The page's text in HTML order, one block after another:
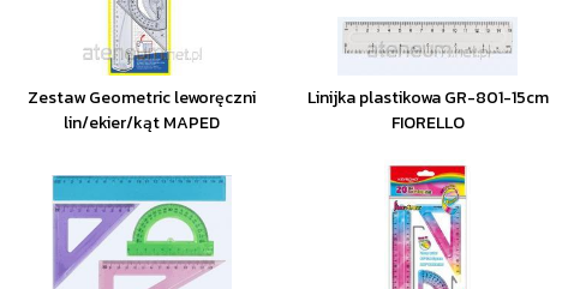
Zestaw Geometric leworęczni
lin/ekier/kąt MAPED
Linijka plastikowa GR-801-15cm
FIORELLO